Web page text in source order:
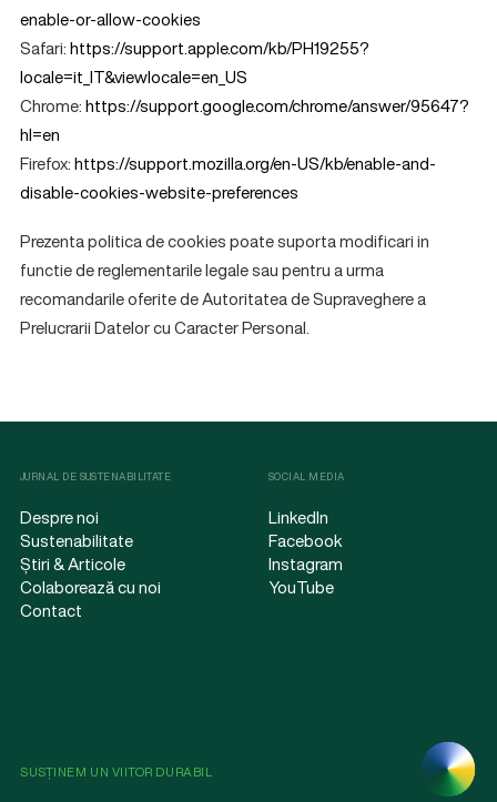
enable-or-allow-cookies
Safari:https://support.apple.com/kb/PH19255?
locale=it_IT&viewlocale=en_US
Chrome:https://support.google.com/chrome/answer/95647?
hl=en
Firefox:https://support.mozilla.org/en-US/kb/enable-and-
disable-cookies-website-preferences
Prezenta politica de cookies poate suporta modificari in
functie de reglementarile legale sau pentru a urma
recomandarile oferite de Autoritatea de Supraveghere a
Prelucrarii Datelor cu Caracter Personal.
JURNAL DE SUSTENABILITATE
Despre noi
Sustenabilitate
Știri & Articole
Colaborează cu noi
Contact
SOCIAL MEDIA
LinkedIn
Facebook
Instagram
YouTube
SUSȚINEM UN VIITOR DURABIL